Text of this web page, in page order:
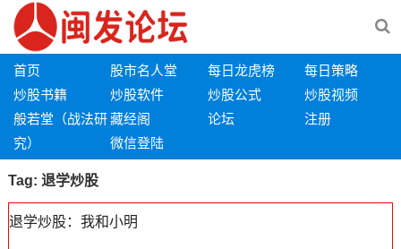
首页 股市名人堂 每日龙虎榜
每日策略
炒股书籍
炒股软件 炒股公式
炒股视频
般若堂（战法研
究）
藏经阁 论坛
注册
微信登陆
Tag: 退学炒股
退学炒股：我和小明